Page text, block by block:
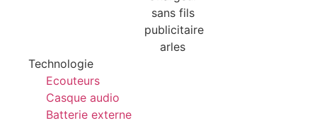
Technologie
Ecouteurs
Casque audio
Batterie externe